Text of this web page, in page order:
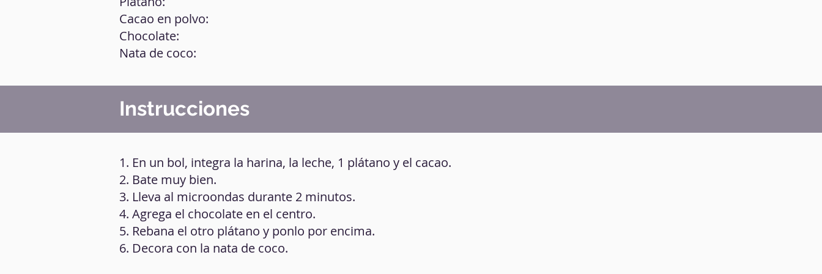
Cacao en polvo:
Chocolate:
Nata de coco:
Instrucciones
1. En un bol, integra la harina, la leche, 1 plátano y el cacao.
2. Bate muy bien.
3. Lleva al microondas durante 2 minutos.
4. Agrega el chocolate en el centro.
5. Rebana el otro plátano y ponlo por encima.
6. Decora con la nata de coco.